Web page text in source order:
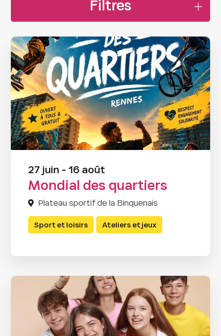
Filtres
27 juin - 16 août
Mondial des quartiers
Plateau sportif de la Binquenais
Sport et loisirs Ateliers et jeux